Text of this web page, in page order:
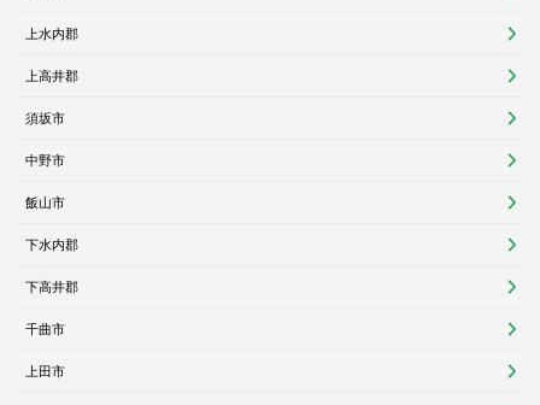
上水内郡
上高井郡
須坂市
中野市
飯山市
下水内郡
下高井郡
千曲市
上田市